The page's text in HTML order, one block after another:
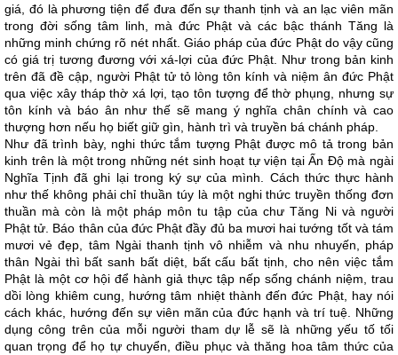
giá, đó là phương tiện để đưa đến sự thanh tịnh và an lạc viên mãn
trong đời sống tâm linh, mà đức Phật và các bậc thánh Tăng là
những minh chứng rõ nét nhất. Giáo pháp của đức Phật do vậy cũng
có giá trị tương đương với xá-lợi của đức Phật. Như trong bản kinh
trên đã đề cập, người Phật tử tỏ lòng tôn kính và niệm ân đức Phật
qua việc xây tháp thờ xá lợi, tạo tôn tượng để thờ phụng, nhưng sự
tôn kính và báo ân như thế sẽ mang ý nghĩa chân chính và cao
thượng hơn nếu họ biết giữ gìn, hành trì và truyền bá chánh pháp.
Như đã trình bày, nghi thức tắm tượng Phật được mô tả trong bản
kinh trên là một trong những nét sinh hoạt tự viện tại Ấn Độ mà ngài
Nghĩa Tịnh đã ghi lại trong ký sự của mình. Cách thức thực hành
như thế không phải chỉ thuần túy là một nghi thức truyền thống đơn
thuần mà còn là một pháp môn tu tập của chư Tăng Ni và người
Phật tử. Báo thân của đức Phật đầy đủ ba mươi hai tướng tốt và tám
mươi vẻ đẹp, tâm Ngài thanh tịnh vô nhiễm và nhu nhuyến, pháp
thân Ngài thì bất sanh bất diệt, bất cấu bất tịnh, cho nên việc tắm
Phật là một cơ hội để hành giả thực tập nếp sống chánh niệm, trau
dồi lòng khiêm cung, hướng tâm nhiệt thành đến đức Phật, hay nói
cách khác, hướng đến sự viên mãn của đức hạnh và trí tuệ. Những
dụng công trên của mỗi người tham dự lễ sẽ là những yếu tố tối
quan trọng để họ tự chuyển, điều phục và thăng hoa tâm thức của